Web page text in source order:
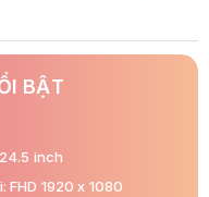
BẬT
inch
FHD 1920 x 1080